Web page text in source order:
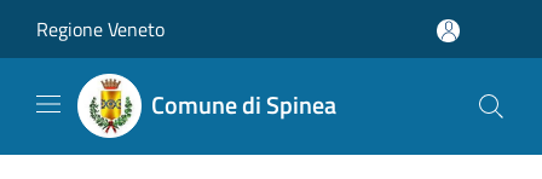
Regione Veneto
Comune di Spinea